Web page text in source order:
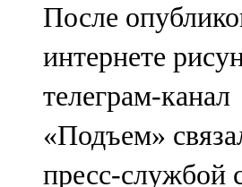
107,8 FM
Теләче
106,1 FM
Түбән Кама
После
интернете
телеграм-канал
«Подъем»
пресс-службой